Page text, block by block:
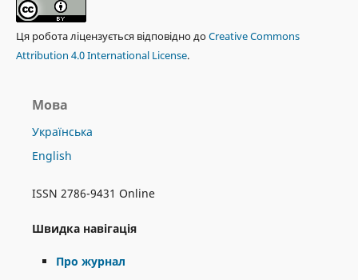
Ця робота ліцензується відповідно доCreative Commons
Attribution 4.0 International License.
Мова
Українська
English
ISSN 2786-9431 Online
Швидка навігація
Про журнал